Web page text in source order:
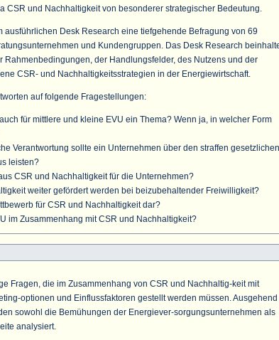
CSR und Nachhaltigkeit von besonderer strategischer Bedeutung.
ausführlichen Desk Research eine tiefgehende Befragung von 69
und Kundengruppen. Das Desk Research
Rahmenbedingungen, der Handlungsfelder, des Nutzens und der
CSR- und Nachhaltigkeitsstrategien in der Energiewirtschaft.
auf folgende Fragestellungen:
für mittlere und kleine EVU ein Thema? Wenn ja, in welcher Form
Verantwortung sollte ein Unternehmen über den straffen gesetzlichen
leisten?
CSR und Nachhaltigkeit für die Unternehmen?
weiter gefördert werden bei beizubehaltender Freiwilligkeit?
für CSR und Nachhaltigkeit dar?
im Zusammenhang mit CSR und Nachhaltigkeit?
Fragen, die im Zusammenhang von CSR und Nachhaltig-keit mit
optionen und Einflussfaktoren gestellt werden müssen. Ausgehend
sowohl die Bemühungen der Energiever-sorgungsunternehmen als
analysiert.